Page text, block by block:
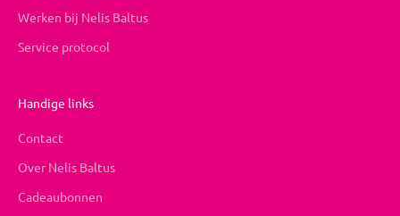
Werken bij Nelis Baltus
Service protocol
Handige links
Contact
Over Nelis Baltus
Cadeaubonnen